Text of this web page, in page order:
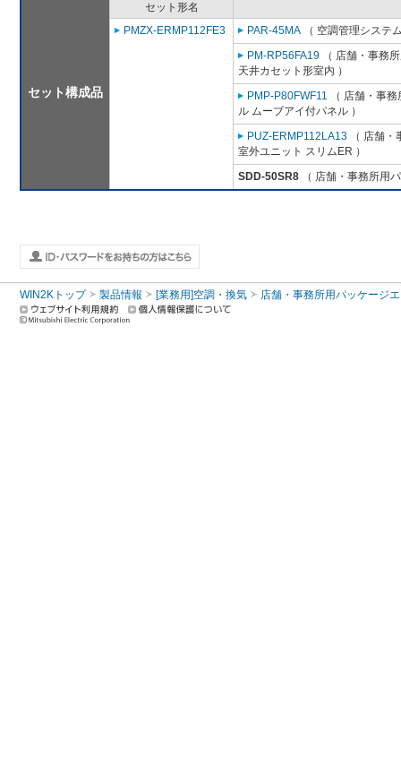
セット構成品
セット形名
PMZX-ERMP112FE3
PAR-45MA （ 空調管理システ
PM-RP56FA19 （ 店舗・事務
天井カセット形室内 ）
PMP-P80FWF11 （ 店舗・事
ル ムーブアイ付パネル ）
PUZ-ERMP112LA13 （ 店舗
室外ユニット スリムER ）
SDD-50SR8 （ 店舗・事務所用
WIN2Kトップ 製品情報 [業務用]空調・換気 店舗・事務所用パッケージ